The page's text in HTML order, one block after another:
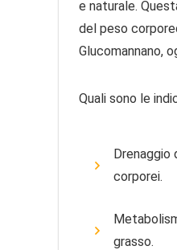
e naturale.
del peso
Glucomannano,
Quali sono le
Drenaggio
corporei.
grasso.